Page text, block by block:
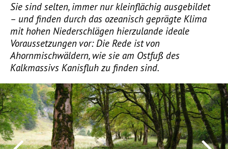
Sie sind selten, immer nur kleinflächig ausgebildet
– und finden durch das ozeanisch geprägte Klima
mit hohen Niederschlägen hierzulande ideale
Voraussetzungen vor: Die Rede ist von
Ahornmischwäldern, wie sie am Ostfuß des
Kalkmassivs Kanisfluh zu finden sind.